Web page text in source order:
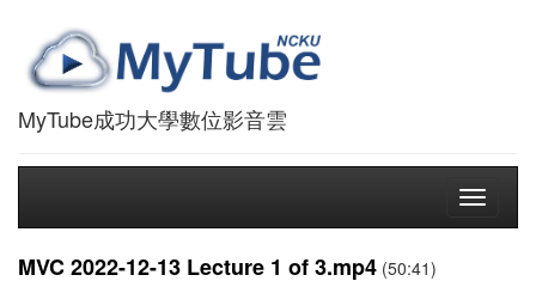
MyTube成功大學數位影音雲
Toggle
MVC 2022-12-13 Lecture 1 of 3.mp4 (50:41)